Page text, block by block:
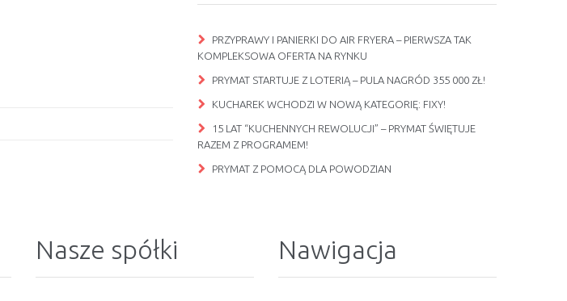
PRZYPRAWY I PANIERKI DO AIR FRYERA – PIERWSZA TAK
KOMPLEKSOWA OFERTA NA RYNKU
PRYMAT STARTUJE Z LOTERIĄ – PULA NAGRÓD 355 000 ZŁ!
KUCHAREK WCHODZI W NOWĄ KATEGORIĘ: FIXY!
15 LAT “KUCHENNYCH REWOLUCJI” – PRYMAT ŚWIĘTUJE
RAZEM Z PROGRAMEM!
PRYMAT Z POMOCĄ DLA POWODZIAN
Nasze spółki Nawigacja